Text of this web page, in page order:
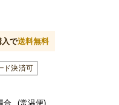
入で送料無料
合
(常温便)